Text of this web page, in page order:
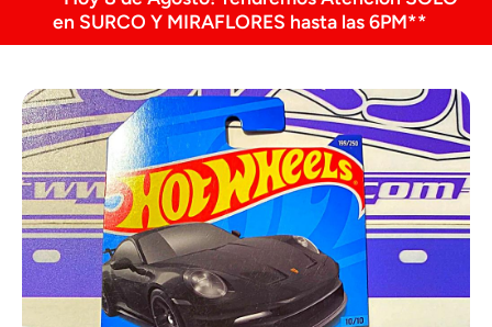
en SURCO Y MIRAFLORES hasta las 6PM**
Ir directamente a la información del producto